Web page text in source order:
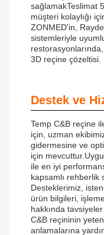
sağlamakTeslimat
müşteri kolaylığı
ZONMED'in,
sistemleriyle
3D reçine çözeltisi.
Destek ve
Temp C&B reçine
için, uzman
gidermesine ve
için
ile en iyi
kapsamlı rehberlik
Desteklerimiz,
ürün bilgileri,
hakkında tavsiyeler
C&B reçininin
anlamalarına